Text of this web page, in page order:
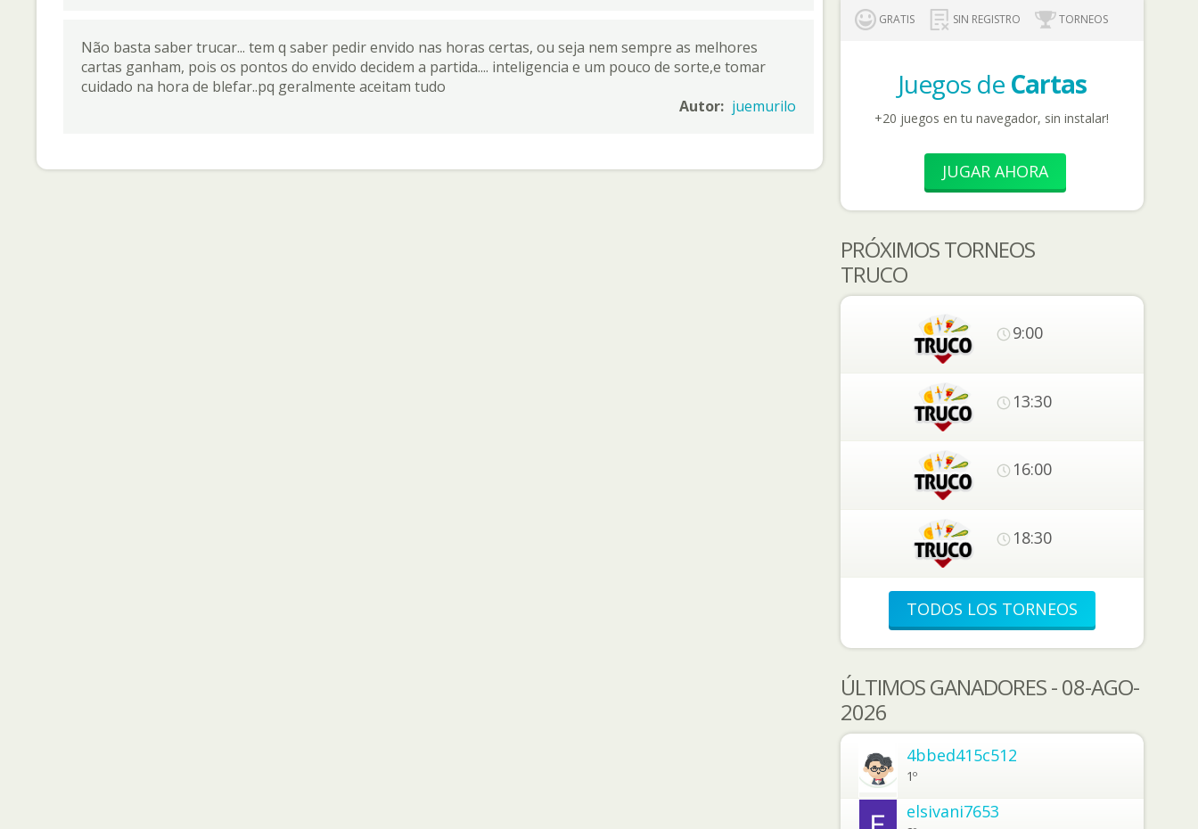
Não basta saber trucar... tem q saber pedir envido nas horas certas, ou seja nem sempre as melhores
cartas ganham, pois os pontos do envido decidem a partida.... inteligencia e um pouco de sorte,e tomar
cuidado na hora de blefar..pq geralmente aceitam tudo
Autor: juemurilo
GRATIS SIN REGISTRO TORNEOS
Juegos de Cartas
+20 juegos en tu navegador, sin instalar!
JUGAR AHORA
PRÓXIMOS TORNEOS
TRUCO
9:00
13:30
16:00
18:30
TODOS LOS TORNEOS
ÚLTIMOS GANADORES - 08-AGO-
2026
4bbed415c512
1º
elsivani7653